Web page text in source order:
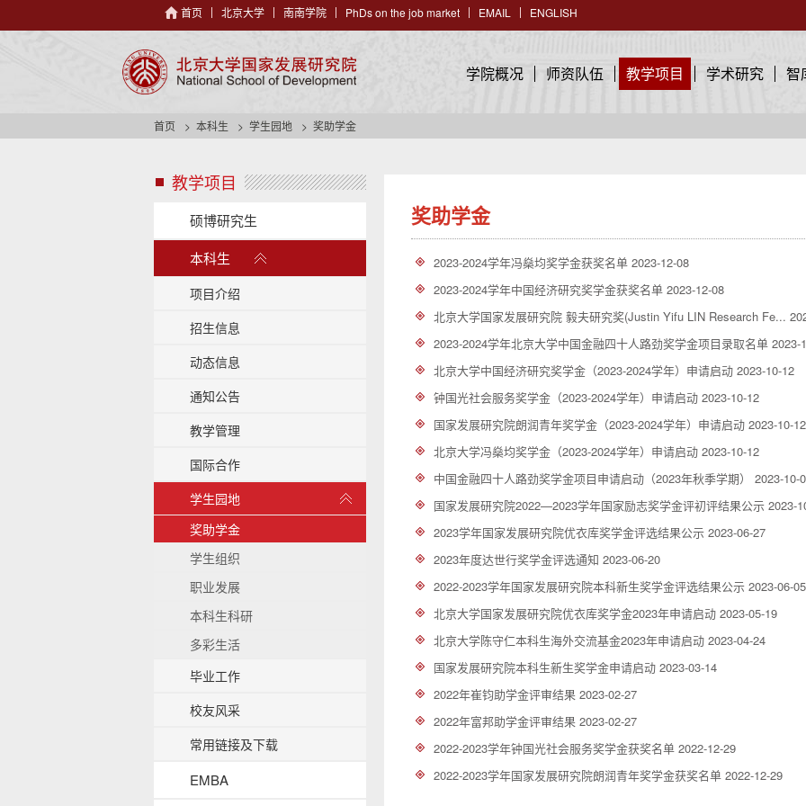
首页 北京大学 南南学院 PhDs on the job market EMAIL ENGLISH
学院概况 师资队伍 教学项目 学术研究 智
首页 本科生 学生园地 奖助学金
教学项目 s
d
e
a
u
硕博研究生
本科生
开
项目介绍
招生信息
动态信息
通知公告
教学管理
国际合作
学生园地
展
收
奖助学金
学生组织
职业发展
本科生科研
多彩生活
毕业工作
校友风采
常用链接及下载
EMBA
奖助学金
2023-2024学年冯燊均奖学金获奖名单 2023-12-08
2023-2024学年中国经济研究奖学金获奖名单 2023-12-08
北京大学国家发展研究院 毅夫研究奖(Justin Yifu LIN Research Fe...
2023-2024学年北京大学中国金融四十人路劲奖学金项目录取名单 2023-
北京大学中国经济研究奖学金（2023-2024学年）申请启动 2023-10-12
钟国光社会服务奖学金（2023-2024学年）申请启动 2023-10-12
国家发展研究院朗润青年奖学金（2023-2024学年）申请启动 2023-10-12
北京大学冯燊均奖学金（2023-2024学年）申请启动 2023-10-12
中国金融四十人路劲奖学金项目申请启动（2023年秋季学期）
2023-10-
国家发展研究院2022—2023学年国家励志奖学金评初评结果公示 2023-
2023学年国家发展研究院优衣库奖学金评选结果公示 2023-06-27
2023年度达世行奖学金评选通知 2023-06-20
2022-2023学年国家发展研究院本科新生奖学金评选结果公示 2023-06-05
北京大学国家发展研究院优衣库奖学金2023年申请启动 2023-05-19
北京大学陈守仁本科生海外交流基金2023年申请启动 2023-04-24
国家发展研究院本科生新生奖学金申请启动 2023-03-14
2022年崔钧助学金评审结果 2023-02-27
2022年富邦助学金评审结果 2023-02-27
2022-2023学年钟国光社会服务奖学金获奖名单 2022-12-29
2022-2023学年国家发展研究院朗润青年奖学金获奖名单 2022-12-29